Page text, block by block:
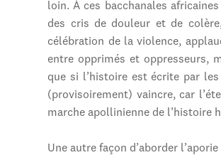
loin. À ces bacchanales
des cris de douleur et de
célébration de la violence,
entre opprimés et oppresseurs,
que si l’histoire est écrite par
(provisoirement) vaincre, car
marche apollinienne de l’histoire
Une autre façon d’aborder